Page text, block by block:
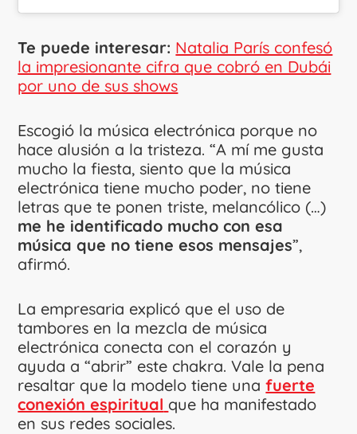
Te puede interesar: Natalia París confesó
la impresionante cifra que cobró en Dubái
por uno de sus shows
Escogió la música electrónica porque no
hace alusión a la tristeza. “A mí me gusta
mucho la fiesta, siento que la música
electrónica tiene mucho poder, no tiene
letras que te ponen triste, melancólico (…)
me he identificado mucho con esa
música que no tiene esos mensajes”,
afirmó.
La empresaria explicó que el uso de
tambores en la mezcla de música
electrónica conecta con el corazón y
ayuda a “abrir” este chakra. Vale la pena
resaltar que la modelo tiene unafuerte
conexión espiritual que ha manifestado
en sus redes sociales.